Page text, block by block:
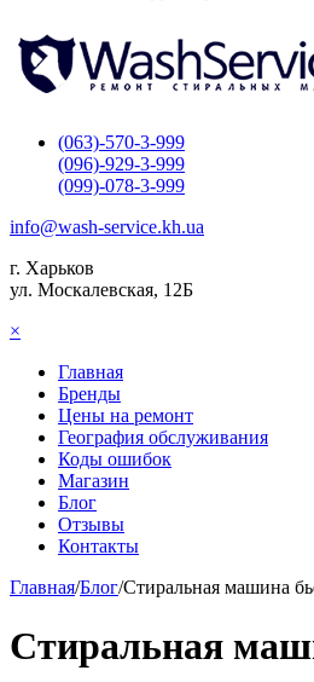
(063)-570-3-999
(096)-929-3-999
(099)-078-3-999
info@wash-service.kh.ua
г. Харьков
ул. Москалевская, 12Б
×
Главная
Бренды
Цены на ремонт
География обслуживания
Коды ошибок
Магазин
Блог
Отзывы
Контакты
Главная/Блог/Стиральная машина
Стиральная